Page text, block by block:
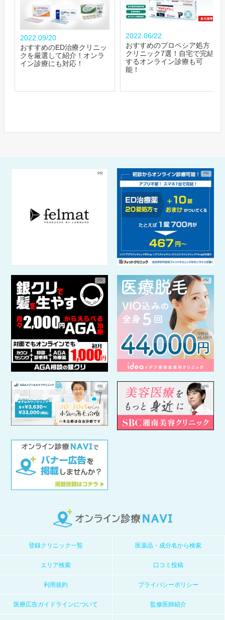
2022.09/20
おすすめのED治療クリニッ
クを厳選して紹介！オンラ
イン診療にも対応！
2022.06/22
おすすめのプロペシア処方
クリニック7選！自宅で完結
するオンライン診療も可
能！
登録クリニック一覧 医薬品・成分名から検索
エリア検索 口コミ投稿
利用規約 プライバシーポリシー
医療広告ガイドラインについて 監修医師紹介